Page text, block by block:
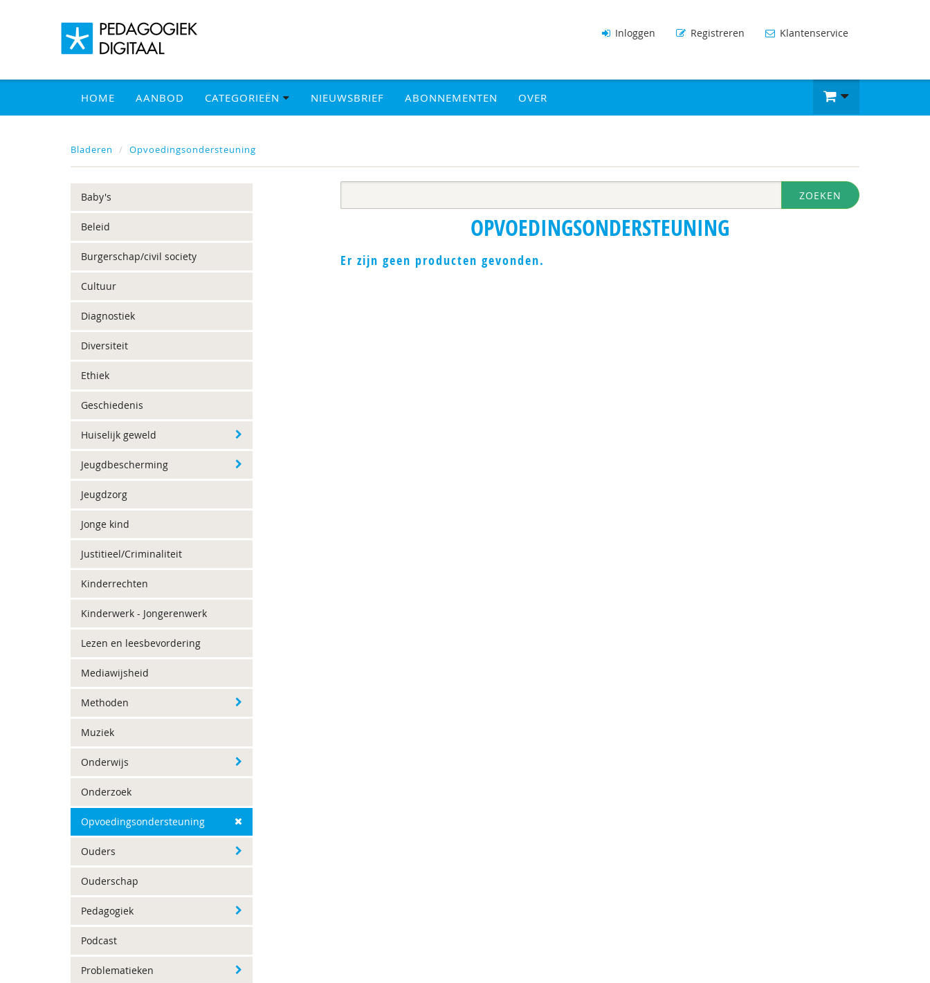
Inloggen Registreren Klantenservice
HOME AANBOD CATEGORIEËN NIEUWSBRIEF ABONNEMENTEN OVER
Bladeren Opvoedingsondersteuning
Baby's
Beleid
Burgerschap/civil society
Cultuur
Diagnostiek
Diversiteit
Ethiek
Geschiedenis
Huiselijk geweld
Jeugdbescherming
Jeugdzorg
Jonge kind
Justitieel/Criminaliteit
Kinderrechten
Kinderwerk - Jongerenwerk
Lezen en leesbevordering
Mediawijsheid
Methoden
Muziek
Onderwijs
Onderzoek
Opvoedingsondersteuning
Ouders
Ouderschap
Pedagogiek
Podcast
Problematieken
ZOEKEN
OPVOEDINGSONDERSTEUNING
Er zijn geen producten gevonden.